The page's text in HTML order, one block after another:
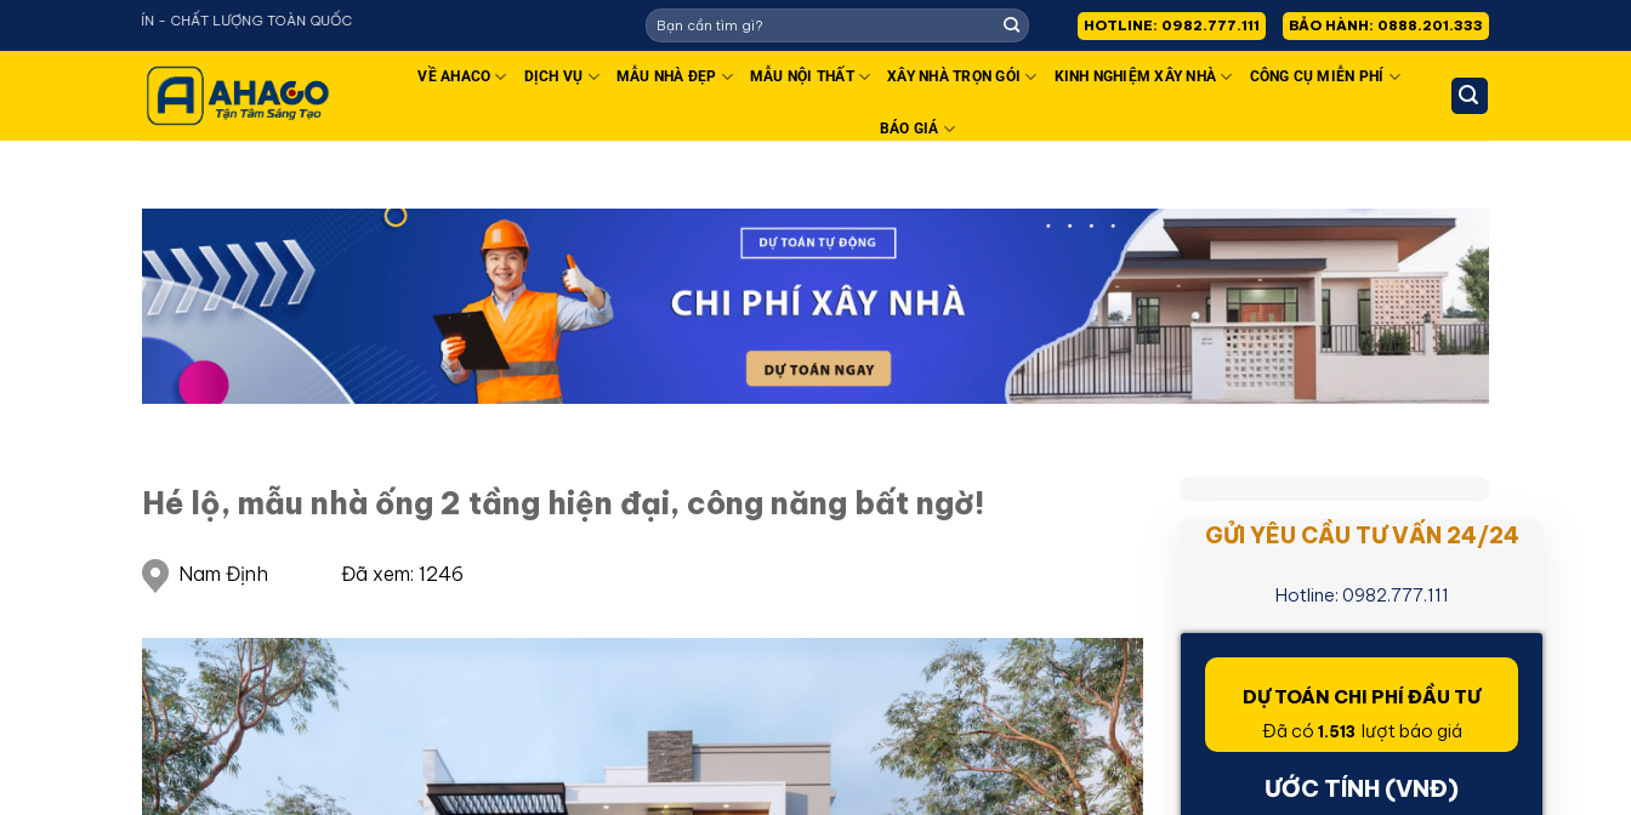
CHẤT LƯỢNG TOÀN QUỐC HOTLINE: 0982.777.111 BẢO HÀNH: 0888.201.333
VỀ AHACO DỊCH VỤ MẪU NHÀ ĐẸP MẪU NỘI THẤT XÂY NHÀ TRỌN GÓI KINH NGHIỆM XÂY NHÀ CÔNG CỤ MIỄN PHÍ
BÁO GIÁ
Hé lộ, mẫu nhà ống 2 tầng hiện đại, công năng bất ngờ!
Nam Định Đã xem: 1246
GỬI YÊU CẦU TƯ VẤN 24/24
Hotline: 0982.777.111
DỰ TOÁN CHI PHÍ ĐẦU TƯ
Đã có 1.513 lượt báo giá
ƯỚC TÍNH (VNĐ)